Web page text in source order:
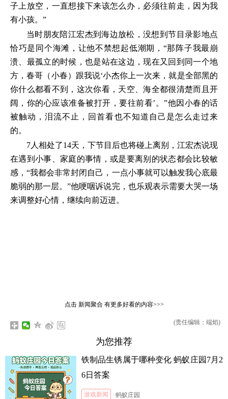
子上放空，一直想接下来该怎么办，必须往前走，因为我
有小孩。”
当时朋友陪江宏杰到海边放松，没想到节目录影地点
恰巧是同个海滩，让他不禁想起低潮期，“那阵子我最崩
溃、最孤立的时候，也是站在这边，现在又回到同一个地
方，春哥（小春）跟我说‘小杰你上一次来，就是全部黑的
你什么都看不到，这次你看，天空、海全都很清楚而且开
阔，你的心应该准备被打开，要往前看’。”他因小春的话
被触动，泪流不止，回首看也不知道自己是怎么走过来
的。
7人相处了14天，下节目后也将碰上离别，江宏杰说现
在遇到小事、家庭的事情，或是要离别的状态都会比较敏
感，“我都会非常封闭自己，一点小事就可以触发我心底最
脆弱的那一层。”他哽咽诉说完，也乐观表示需要大哭一场
来调整好心情，继续向前迈进。
点击 新闻聚合有更多好看的内容>>>
(责任编辑：端焰)
为您推荐
铁制品生锈属于哪种变化 蚂蚁庄园7月2
6日答案
游戏新闻 蚂蚁庄园